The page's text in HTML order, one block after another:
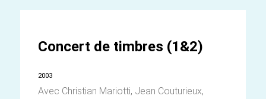
Concert de timbres (1&2)
2003
Avec Christian Mariotti, Jean Couturieux,